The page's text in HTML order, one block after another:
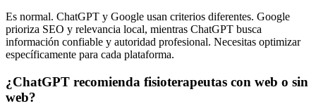
Es normal. ChatGPT y Google usan criterios diferentes. Google
prioriza SEO y relevancia local, mientras ChatGPT busca
información confiable y autoridad profesional. Necesitas optimizar
específicamente para cada plataforma.
¿ChatGPT recomienda fisioterapeutas con web o sin
web?